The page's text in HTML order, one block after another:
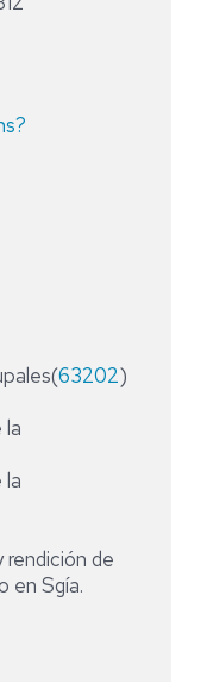
63202)
la
la
rendición de
en Sgía.